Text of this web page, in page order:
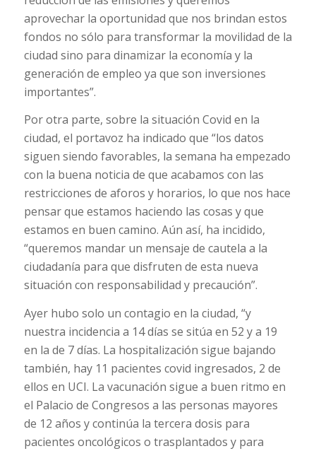
aprovechar la oportunidad que nos brindan estos
fondos no sólo para transformar la movilidad de la
ciudad sino para dinamizar la economía y la
generación de empleo ya que son inversiones
importantes”.
Por otra parte, sobre la situación Covid en la
ciudad, el portavoz ha indicado que “los datos
siguen siendo favorables, la semana ha empezado
con la buena noticia de que acabamos con las
restricciones de aforos y horarios, lo que nos hace
pensar que estamos haciendo las cosas y que
estamos en buen camino. Aún así, ha incidido,
“queremos mandar un mensaje de cautela a la
ciudadanía para que disfruten de esta nueva
situación con responsabilidad y precaución”.
Ayer hubo solo un contagio en la ciudad, “y
nuestra incidencia a 14 días se sitúa en 52 y a 19
en la de 7 días. La hospitalización sigue bajando
también, hay 11 pacientes covid ingresados, 2 de
ellos en UCI. La vacunación sigue a buen ritmo en
el Palacio de Congresos a las personas mayores
de 12 años y continúa la tercera dosis para
pacientes oncológicos o trasplantados y para